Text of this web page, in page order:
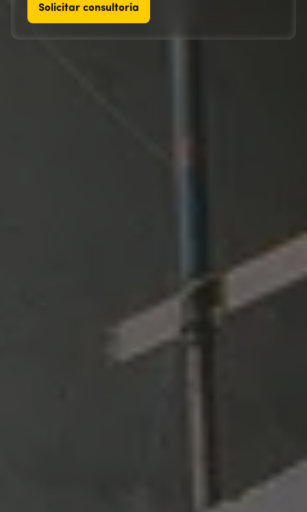
Solicitar consultoria
Solicitar consultoria